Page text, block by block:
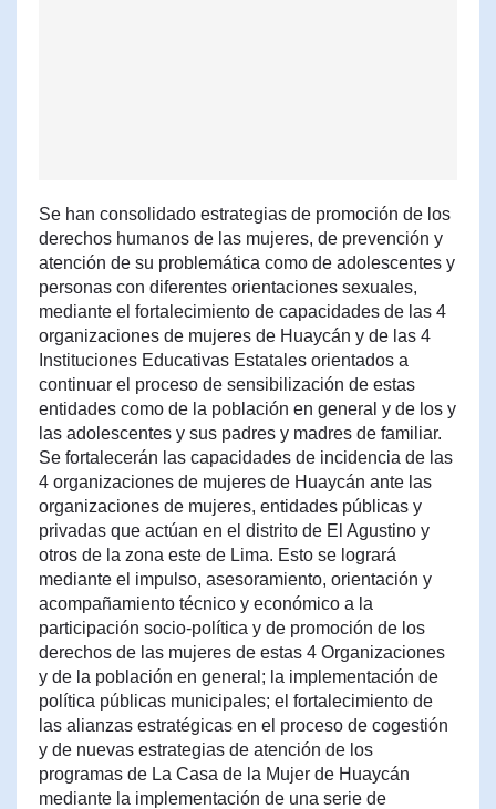
Se han consolidado estrategias de promoción de los
derechos humanos de las mujeres, de prevención y
atención de su problemática como de adolescentes y
personas con diferentes orientaciones sexuales,
mediante el fortalecimiento de capacidades de las 4
organizaciones de mujeres de Huaycán y de las 4
Instituciones Educativas Estatales orientados a
continuar el proceso de sensibilización de estas
entidades como de la población en general y de los y
las adolescentes y sus padres y madres de familiar.
Se fortalecerán las capacidades de incidencia de las
4 organizaciones de mujeres de Huaycán ante las
organizaciones de mujeres, entidades públicas y
privadas que actúan en el distrito de El Agustino y
otros de la zona este de Lima. Esto se logrará
mediante el impulso, asesoramiento, orientación y
acompañamiento técnico y económico a la
participación socio-política y de promoción de los
derechos de las mujeres de estas 4 Organizaciones
y de la población en general; la implementación de
política públicas municipales; el fortalecimiento de
las alianzas estratégicas en el proceso de cogestión
y de nuevas estrategias de atención de los
programas de La Casa de la Mujer de Huaycán
mediante la implementación de una serie de